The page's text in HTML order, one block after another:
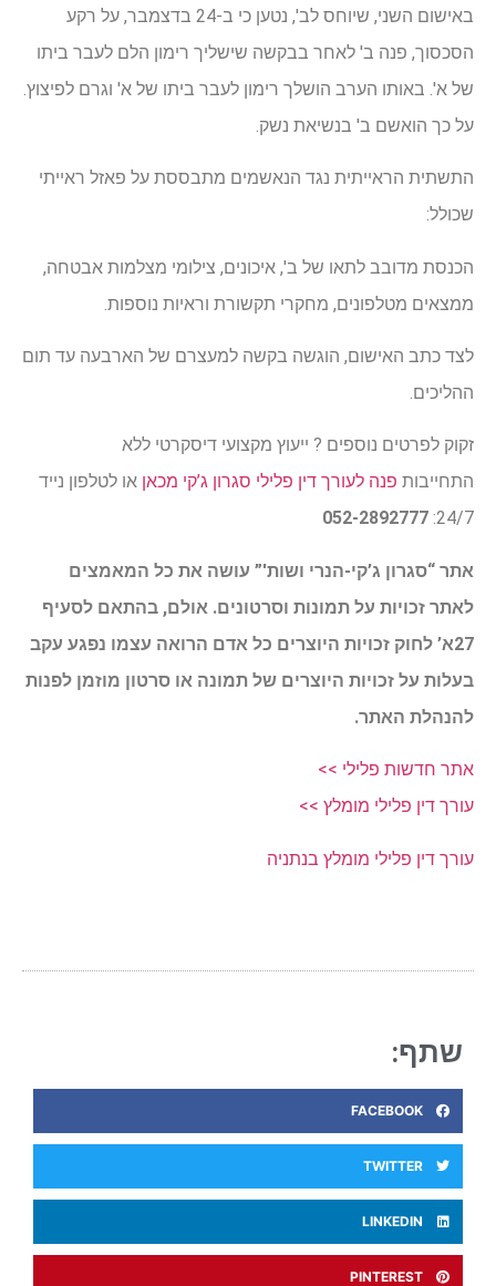
באישום השני, שיוחס לב', נטען כי ב-24 בדצמבר, על רקע
הסכסוך, פנה ב' לאחר בבקשה שישליך רימון הלם לעבר ביתו
של א'. באותו הערב הושלך רימון לעבר ביתו של א' וגרם לפיצוץ.
על כך הואשם ב' בנשיאת נשק.
התשתית הראייתית נגד הנאשמים מתבססת על פאזל ראייתי
שכולל:
הכנסת מדובב לתאו של ב', איכונים, צילומי מצלמות אבטחה,
ממצאים מטלפונים, מחקרי תקשורת וראיות נוספות.
לצד כתב האישום, הוגשה בקשה למעצרם של הארבעה עד תום
ההליכים.
זקוק לפרטים נוספים ? ייעוץ מקצועי דיסקרטי ללא
התחייבות פנה לעורך דין פלילי סגרון ג’קי מכאן או לטלפון נייד
24/7:
052-2892777
אתר “סגרון ג’קי-הנרי ושות'” עושה את כל המאמצים
לאתר זכויות על תמונות וסרטונים. אולם, בהתאם לסעיף
27א’ לחוק זכויות היוצרים כל אדם הרואה עצמו נפגע עקב
בעלות על זכויות היוצרים של תמונה או סרטון מוזמן לפנות
להנהלת האתר.
אתר חדשות פלילי >>
עורך דין פלילי מומלץ >>
עורך דין פלילי מומלץ בנתניה
שתף:
FACEBOOK
TWITTER
LINKEDIN
PINTEREST